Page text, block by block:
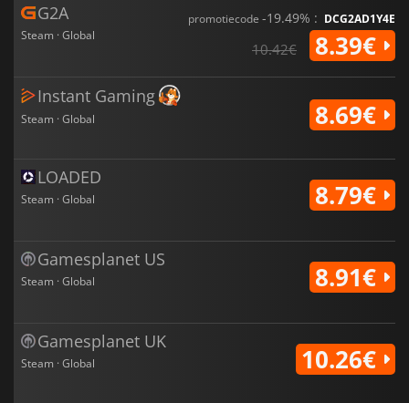
G2A
Steam · Global
promotiecode -19.49% : DCG2AD1Y4E
10.42€ 8.39€
Instant Gaming
Steam · Global 8.69€
LOADED
Steam · Global 8.79€
Gamesplanet US
Steam · Global 8.91€
Gamesplanet UK
Steam · Global 10.26€